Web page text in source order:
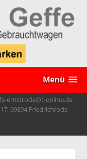
Menü
ernstroda@t-online.de
99894 Friedrichroda